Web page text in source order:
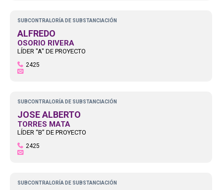
SUBCONTRALORÍA DE SUBSTANCIACIÓN
ALFREDO
OSORIO RIVERA
LÍDER "A" DE PROYECTO
2425
SUBCONTRALORÍA DE SUBSTANCIACIÓN
JOSE ALBERTO
TORRES MATA
LÍDER “B” DE PROYECTO
2425
SUBCONTRALORÍA DE SUBSTANCIACIÓN